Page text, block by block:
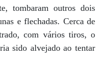
tombaram outros dois
e flechadas. Cerca de
com vários tiros, o
sido alvejado ao tentar